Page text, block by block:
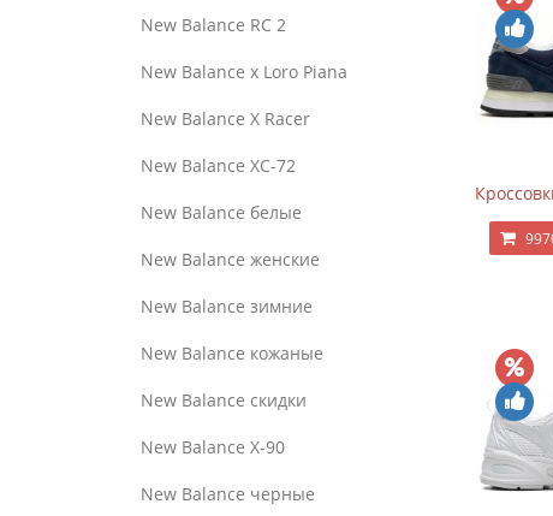
New Balance RC 2
New Balance x Loro Piana
New Balance X Racer
New Balance XC-72
New Balance белые
New Balance женские
New Balance зимние
New Balance кожаные
New Balance скидки
New Balance Х-90
New Balance черные